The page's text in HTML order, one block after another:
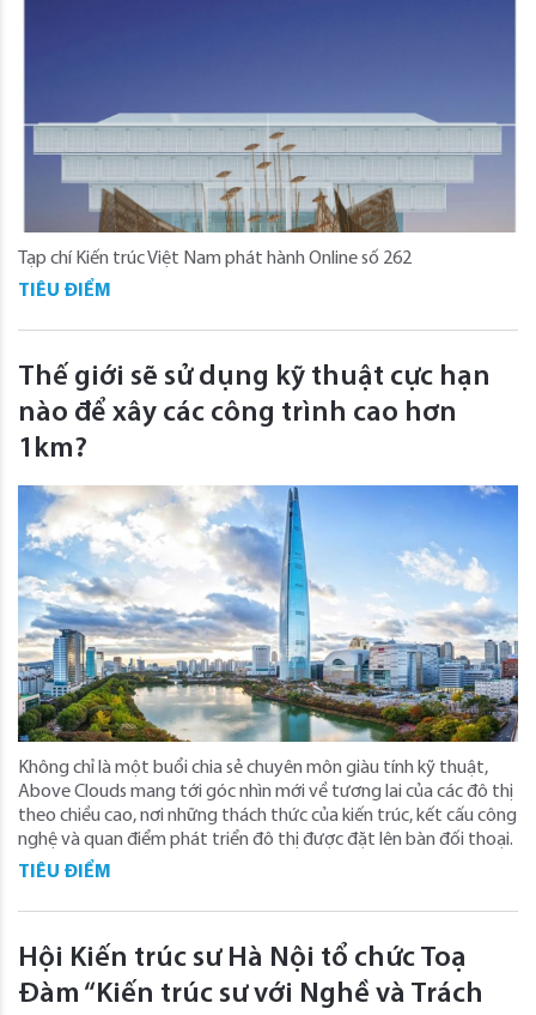
Tạp chí Kiến trúc Việt Nam phát hành Online số 262
TIÊU ĐIỂM
Thế giới sẽ sử dụng kỹ thuật cực hạn
nào để xây các công trình cao hơn
1km?
Không chỉ là một buổi chia sẻ chuyên môn giàu tính kỹ thuật,
Above Clouds mang tới góc nhìn mới về tương lai của các đô thị
theo chiều cao, nơi những thách thức của kiến trúc, kết cấu công
nghệ và quan điểm phát triển đô thị được đặt lên bàn đối thoại.
TIÊU ĐIỂM
Hội Kiến trúc sư Hà Nội tổ chức Toạ
Đàm “Kiến trúc sư với Nghề và Trách